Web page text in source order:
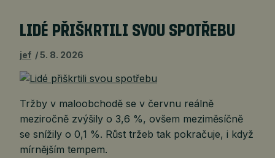
LIDÉ PŘIŠKRTILI SVOU SPOTŘEBU
jef 5. 8. 2026
Tržby v maloobchodě se v červnu reálně
meziročně zvýšily o 3,6 %, ovšem meziměsíčně
se snížily o 0,1 %. Růst tržeb tak pokračuje, i když
mírnějším tempem.